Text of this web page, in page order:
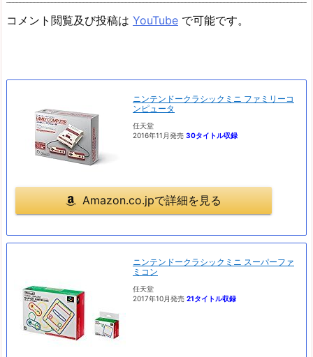
コメント閲覧及び投稿は YouTube で可能です。
ニンテンドークラシックミニ ファミリーコ
ンピュータ
任天堂
2016年11月発売 30タイトル収録
Amazon.co.jpで詳細を見る
ニンテンドークラシックミニ スーパーファ
ミコン
任天堂
2017年10月発売 21タイトル収録